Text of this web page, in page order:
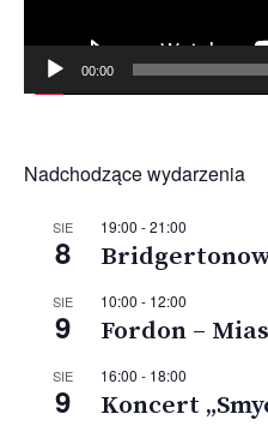
00:00
Nadchodzące wydarzenia
SIE
8
19:00 -21:00
SIE
9
10:00 - 12:00
Fordon –
SIE
9
16:00 - 18:00
Koncert